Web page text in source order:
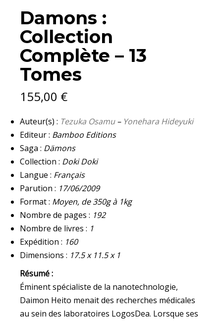
Damons :
Collection
Complète – 13
Tomes
155,00 €
Auteur(s) : Tezuka Osamu– Yonehara Hideyuki
Editeur : Bamboo Editions
Saga : Dämons
Collection : Doki Doki
Langue : Français
Parution : 17/06/2009
Format : Moyen, de 350g à 1kg
Nombre de pages : 192
Nombre de livres : 1
Expédition : 160
Dimensions : 17.5 x 11.5 x 1
Résumé :
Éminent spécialiste de la nanotechnologie,
Daimon Heito menait des recherches médicales
au sein des laboratoires LogosDea. Lorsque ses